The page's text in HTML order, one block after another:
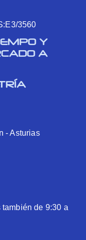
3560
Y
A
- Asturias
también de 9:30 a